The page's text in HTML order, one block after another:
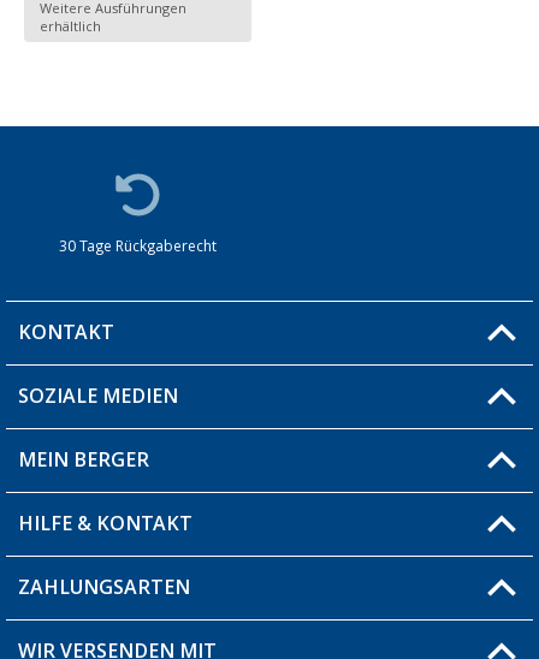
Weitere Ausführungen
erhältlich
30 Tage Rückgaberecht
KONTAKT
Du hast eine Frage?
Filiale finden
SOZIALE MEDIEN
MEIN BERGER
Blog
Produkttester
HILFE & KONTAKT
Fragen & Antworten / FAQ
Versandinformationen
ZAHLUNGSARTEN
WIR VERSENDEN MIT